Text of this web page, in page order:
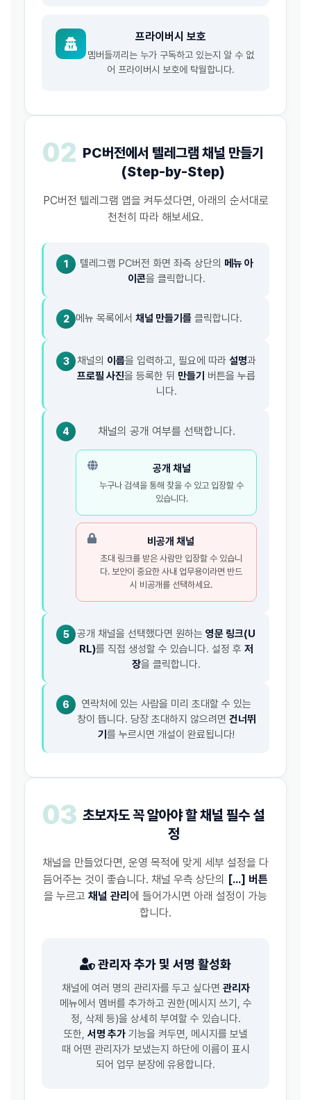
프라이버시 보호
멤버들끼리는 누가 구독하고 있는지 알 수 없
어 프라이버시 보호에 탁월합니다.
02 PC버전에서 텔레그램 채널 만들기
(Step-by-Step)
PC버전 텔레그램 앱을 켜두셨다면, 아래의 순서대로
천천히 따라 해보세요.
1 텔레그램 PC버전 화면 좌측 상단의 메뉴 아
이콘을 클릭합니다.
2 메뉴 목록에서 채널 만들기를 클릭합니다.
3 채널의 이름을 입력하고, 필요에 따라 설명과
프로필 사진을 등록한 뒤 만들기 버튼을 누릅
니다.
4 채널의 공개 여부를 선택합니다.
공개 채널
누구나 검색을 통해 찾을 수 있고 입장할 수
있습니다.
비공개 채널
초대 링크를 받은 사람만 입장할 수 있습니
다. 보안이 중요한 사내 업무용이라면 반드
시 비공개를 선택하세요.
5 공개 채널을 선택했다면 원하는 영문 링크(U
RL)를 직접 생성할 수 있습니다. 설정 후 저
장을 클릭합니다.
6
연락처에 있는 사람을 미리 초대할 수 있는
창이 뜹니다. 당장 초대하지 않으려면 건너뛰
기 를 누르시면 개설이 완료됩니다!
03 초보자도 꼭 알아야 할 채널 필수 설
정
채널을 만들었다면, 운영 목적에 맞게 세부 설정을 다
듬어주는 것이 좋습니다. 채널 우측 상단의 [...] 버튼
을 누르고 채널 관리 에 들어가시면 아래 설정이 가능
합니다.
관리자 추가 및 서명 활성화
채널에 여러 명의 관리자를 두고 싶다면 관리자
메뉴에서 멤버를 추가하고 권한(메시지 쓰기, 수
정, 삭제 등)을 상세히 부여할 수 있습니다.
또한, 서명 추가기능을 켜두면, 메시지를 보낼
때 어떤 관리자가 보냈는지 하단에 이름이 표시
되어 업무 분장에 유용합니다.